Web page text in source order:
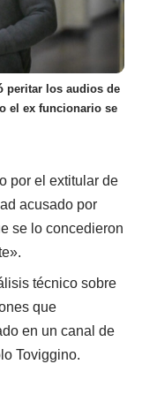
peritar los audios de
el ex funcionario se
por el extitular de
acusado por
se lo concedieron
técnico sobre
que
en un canal de
Toviggino.